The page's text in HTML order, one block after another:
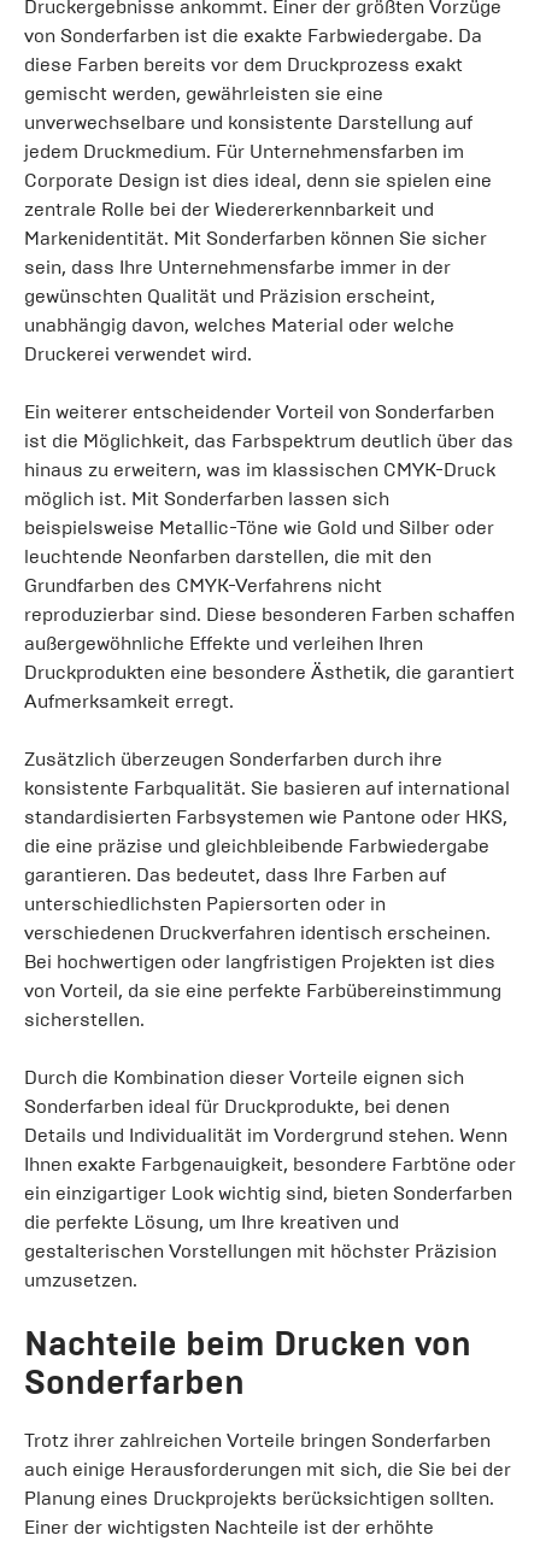
Druckergebnisse ankommt. Einer der größten Vorzüge
von Sonderfarben ist die exakte Farbwiedergabe. Da
diese Farben bereits vor dem Druckprozess exakt
gemischt werden, gewährleisten sie eine
unverwechselbare und konsistente Darstellung auf
jedem Druckmedium. Für Unternehmensfarben im
Corporate Design ist dies ideal, denn sie spielen eine
zentrale Rolle bei der Wiedererkennbarkeit und
Markenidentität. Mit Sonderfarben können Sie sicher
sein, dass Ihre Unternehmensfarbe immer in der
gewünschten Qualität und Präzision erscheint,
unabhängig davon, welches Material oder welche
Druckerei verwendet wird.
Ein weiterer entscheidender Vorteil von Sonderfarben
ist die Möglichkeit, das Farbspektrum deutlich über das
hinaus zu erweitern, was im klassischen CMYK-Druck
möglich ist. Mit Sonderfarben lassen sich
beispielsweise Metallic-Töne wie Gold und Silber oder
leuchtende Neonfarben darstellen, die mit den
Grundfarben des CMYK-Verfahrens nicht
reproduzierbar sind. Diese besonderen Farben schaffen
außergewöhnliche Effekte und verleihen Ihren
Druckprodukten eine besondere Ästhetik, die garantiert
Aufmerksamkeit erregt.
Zusätzlich überzeugen Sonderfarben durch ihre
konsistente Farbqualität. Sie basieren auf international
standardisierten Farbsystemen wie Pantone oder HKS,
die eine präzise und gleichbleibende Farbwiedergabe
garantieren. Das bedeutet, dass Ihre Farben auf
unterschiedlichsten Papiersorten oder in
verschiedenen Druckverfahren identisch erscheinen.
Bei hochwertigen oder langfristigen Projekten ist dies
von Vorteil, da sie eine perfekte Farbübereinstimmung
sicherstellen.
Durch die Kombination dieser Vorteile eignen sich
Sonderfarben ideal für Druckprodukte, bei denen
Details und Individualität im Vordergrund stehen. Wenn
Ihnen exakte Farbgenauigkeit, besondere Farbtöne oder
ein einzigartiger Look wichtig sind, bieten Sonderfarben
die perfekte Lösung, um Ihre kreativen und
gestalterischen Vorstellungen mit höchster Präzision
umzusetzen.
Nachteile beim Drucken von
Sonderfarben
Trotz ihrer zahlreichen Vorteile bringen Sonderfarben
auch einige Herausforderungen mit sich, die Sie bei der
Planung eines Druckprojekts berücksichtigen sollten.
Einer der wichtigsten Nachteile ist der erhöhte